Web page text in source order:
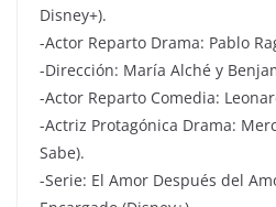
Disney+).
-Actor Reparto Drama: Pablo
-Dirección: María Alché y
-Actor Reparto Comedia:
-Actriz Protagónica Drama:
Sabe).
-Serie: El Amor Después del